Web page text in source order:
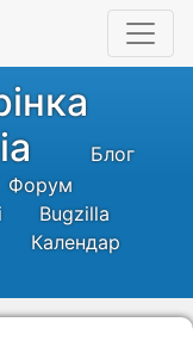
Блог
Форум
Bugzilla
Календар